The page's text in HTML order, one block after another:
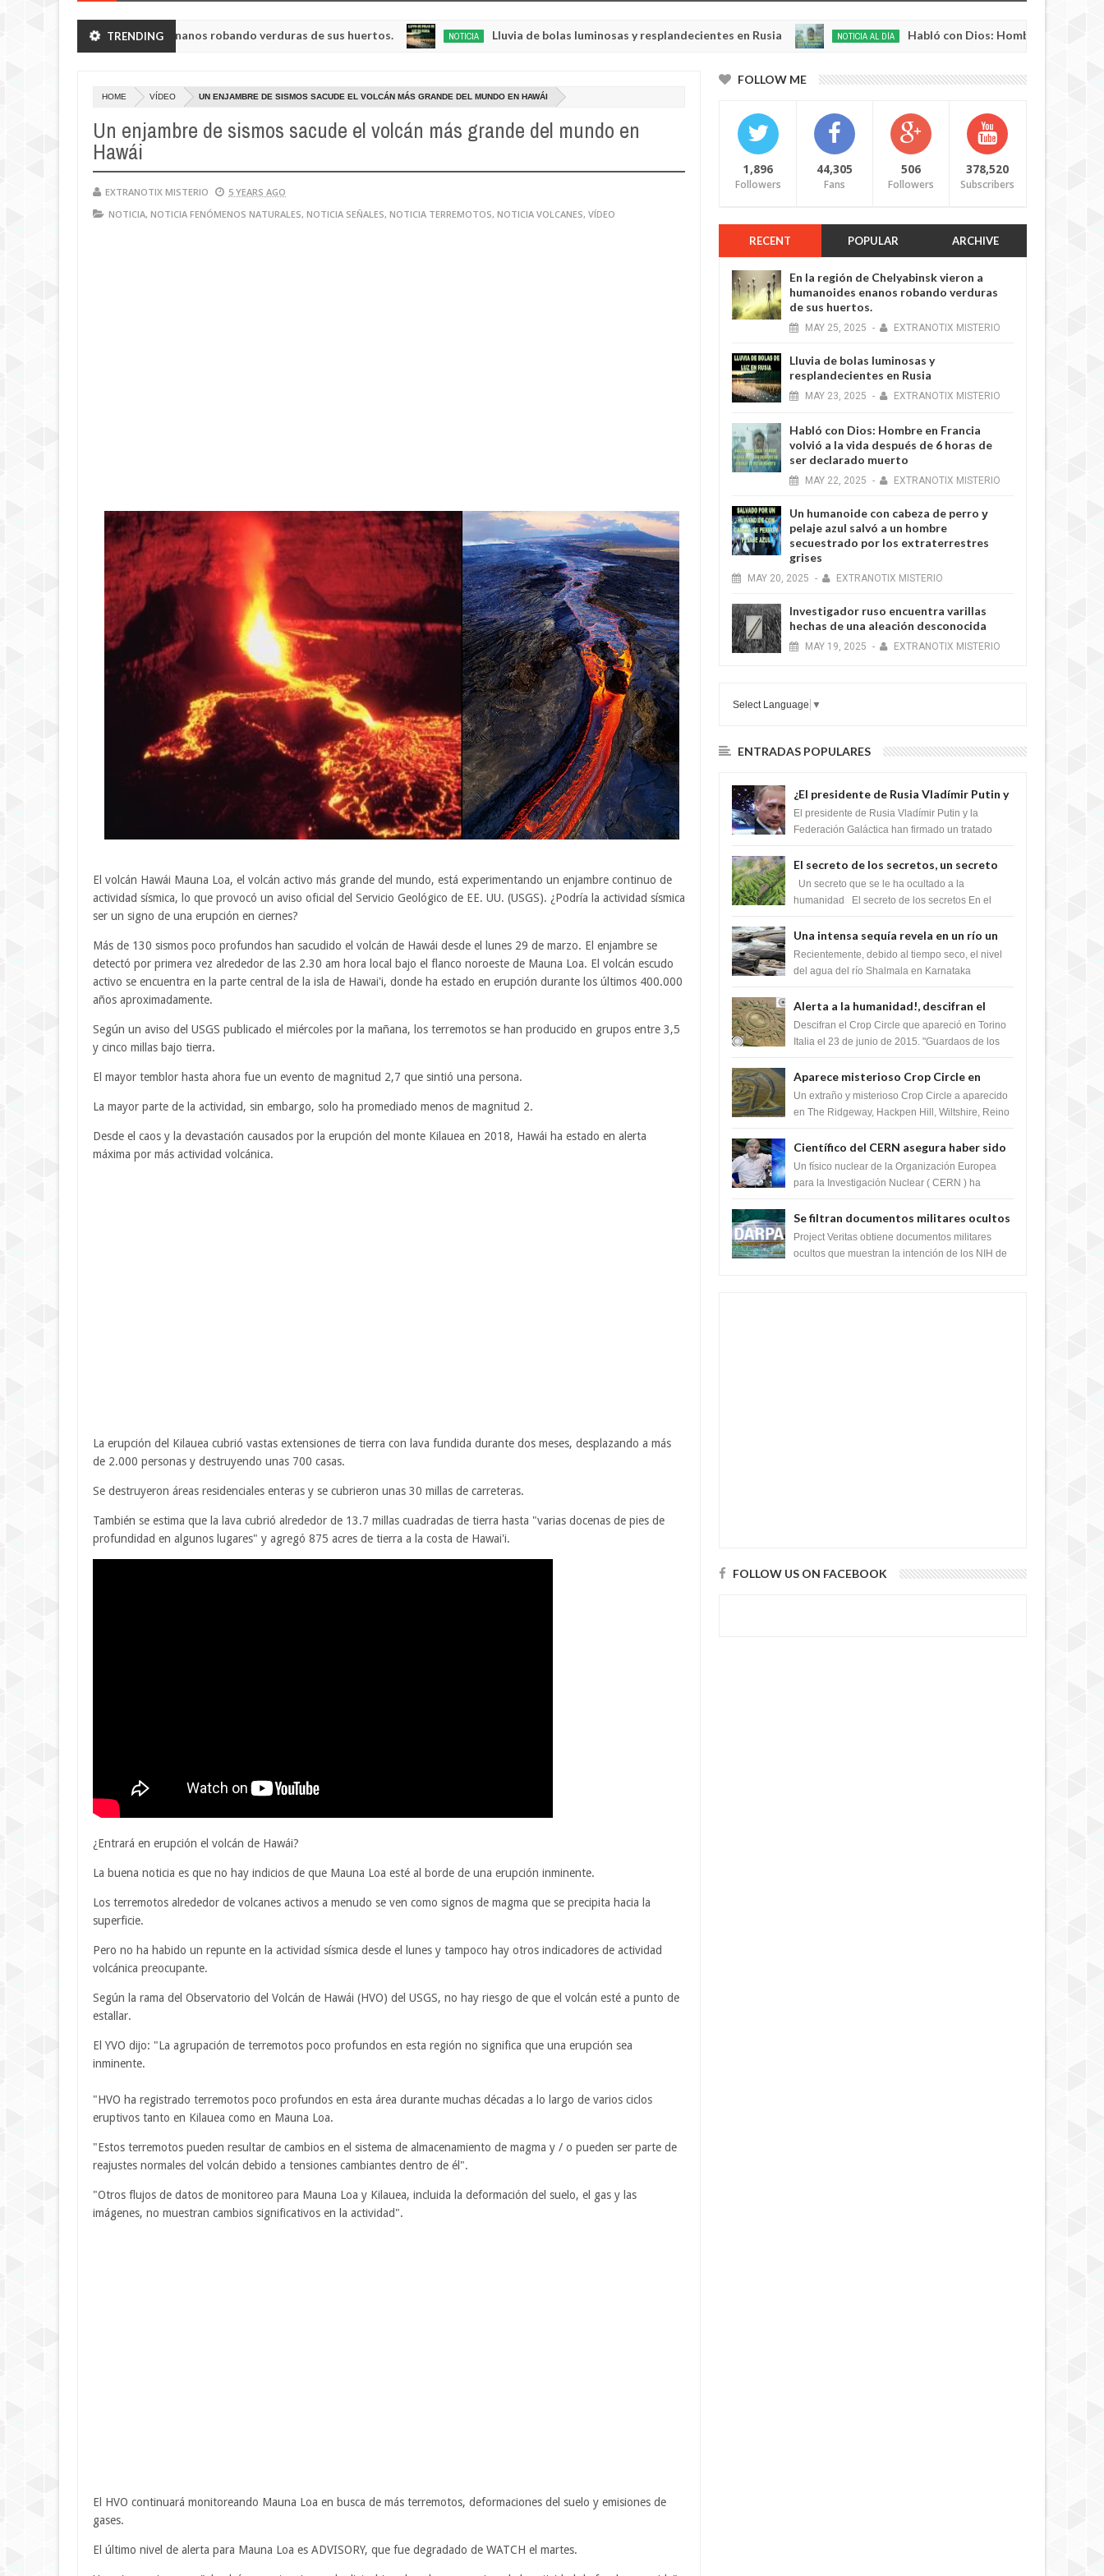
TRENDING
a humanoides enanos robando verduras de sus huertos. NOTICIA Lluvia de bolas luminosas y resplandecientes en Rusia
2025 0
NOTICIA AL DÍA Habló con Dios: Hombre en Francia volvió a
HOME VÍDEO UN ENJAMBRE DE SISMOS SACUDE EL VOLCÁN MÁS GRANDE DEL MUNDO EN HAWÁI
Un enjambre de sismos sacude el volcán más grande del mundo en
Hawái
EXTRANOTIX MISTERIO
5 YEARS AGO
NOTICIA, NOTICIA FENÓMENOS NATURALES, NOTICIA SEÑALES, NOTICIA TERREMOTOS, NOTICIA VOLCANES, VÍDEO
El volcán Hawái Mauna Loa, el volcán activo más grande del mundo, está experimentando un enjambre continuo de
actividad sísmica, lo que provocó un aviso oficial del Servicio Geológico de EE. UU. (USGS). ¿Podría la actividad sísmica
ser un signo de una erupción en ciernes?
Más de 130 sismos poco profundos han sacudido el volcán de Hawái desde el lunes 29 de marzo. El enjambre se
detectó por primera vez alrededor de las 2.30 am hora local bajo el flanco noroeste de Mauna Loa. El volcán escudo
activo se encuentra en la parte central de la isla de Hawai'i, donde ha estado en erupción durante los últimos 400.000
años aproximadamente.
Según un aviso del USGS publicado el miércoles por la mañana, los terremotos se han producido en grupos entre 3,5
y cinco millas bajo tierra.
El mayor temblor hasta ahora fue un evento de magnitud 2,7 que sintió una persona.
La mayor parte de la actividad, sin embargo, solo ha promediado menos de magnitud 2.
Desde el caos y la devastación causados ​​por la erupción del monte Kilauea en 2018, Hawái ha estado en alerta
máxima por más actividad volcánica.
La erupción del Kilauea cubrió vastas extensiones de tierra con lava fundida durante dos meses, desplazando a más
de 2.000 personas y destruyendo unas 700 casas.
Se destruyeron áreas residenciales enteras y se cubrieron unas 30 millas de carreteras.
También se estima que la lava cubrió alrededor de 13.7 millas cuadradas de tierra hasta "varias docenas de pies de
profundidad en algunos lugares" y agregó 875 acres de tierra a la costa de Hawai'i.
¿Entrará en erupción el volcán de Hawái?
La buena noticia es que no hay indicios de que Mauna Loa esté al borde de una erupción inminente.
Los terremotos alrededor de volcanes activos a menudo se ven como signos de magma que se precipita hacia la
superficie.
Pero no ha habido un repunte en la actividad sísmica desde el lunes y tampoco hay otros indicadores de actividad
volcánica preocupante.
Según la rama del Observatorio del Volcán de Hawái (HVO) del USGS, no hay riesgo de que el volcán esté a punto de
estallar.
El YVO dijo: "La agrupación de terremotos poco profundos en esta región no significa que una erupción sea
inminente.
"HVO ha registrado terremotos poco profundos en esta área durante muchas décadas a lo largo de varios ciclos
eruptivos tanto en Kilauea como en Mauna Loa.
"Estos terremotos pueden resultar de cambios en el sistema de almacenamiento de magma y / o pueden ser parte de
reajustes normales del volcán debido a tensiones cambiantes dentro de él".
"Otros flujos de datos de monitoreo para Mauna Loa y Kilauea, incluida la deformación del suelo, el gas y las
imágenes, no muestran cambios significativos en la actividad".
El HVO continuará monitoreando Mauna Loa en busca de más terremotos, deformaciones del suelo y emisiones de
gases.
El último nivel de alerta para Mauna Loa es ADVISORY, que fue degradado de WATCH el martes.
FOLLOW ME
1,896
Followers
44,305
Fans
506
Followers
378,520
Subscribers
RECENT POPULAR ARCHIVE
En la región de Chelyabinsk vieron a
humanoides enanos robando verduras
de sus huertos.
MAY 25, 2025 - EXTRANOTIX MISTERIO
Lluvia de bolas luminosas y
resplandecientes en Rusia
MAY 23, 2025 - EXTRANOTIX MISTERIO
Habló con Dios: Hombre en Francia
volvió a la vida después de 6 horas de
ser declarado muerto
MAY 22, 2025 - EXTRANOTIX MISTERIO
Un humanoide con cabeza de perro у
pelaje azul salvó a un hombre
secuestrado por los extraterrestres
grises
MAY 20, 2025 - EXTRANOTIX MISTERIO
Investigador ruso encuentra varillas
hechas de una aleación desconocida
MAY 19, 2025 - EXTRANOTIX MISTERIO
Select Language ▼
ENTRADAS POPULARES
¿El presidente de Rusia Vladímir Putin y
la Federación Galactica han firmado un
tratado para acabar con los Sionistas?
El presidente de Rusia Vladímir Putin y la
Federación Galáctica han firmado un tratado
Si...
El secreto de los secretos, un secreto
que cambiaría por completo el destino
de la humanidad
Un secreto que se le ha ocultado a la
humanidad El secreto de los secretos En el
m...
Una intensa sequía revela en un río un
impresionante hallazgo de miles de
Shiva Lingas
Recientemente, debido al tiempo seco, el nivel
del agua del río Shalmala en Karnataka
Shiv...
Alerta a la humanidad!, descifran el
mensaje del Crop Circle de Torino ,Italia
Descifran el Crop Circle que apareció en Torino
Italia el 23 de junio de 2015. "Guardaos de los
Aparece misterioso Crop Circle en
Reino Unido 23 de junio 2016
Un extraño y misterioso Crop Circle a aparecido
en The Ridgeway, Hackpen Hill, Wiltshire, Reino
Científico del CERN asegura haber sido
ayudado por seres de luz durante una
prueba del Colisionador de Hadrones
Un físico nuclear de la Organización Europea
para la Investigación Nuclear ( CERN ) ha
corazó...
Se filtran documentos militares ocultos
que muestran la intención de los NIH de
crear el SARS-CoV-2, utilizando la
Project Veritas obtiene documentos militares
ocultos que muestran la intención de los NIH de
FOLLOW US ON FACEBOOK